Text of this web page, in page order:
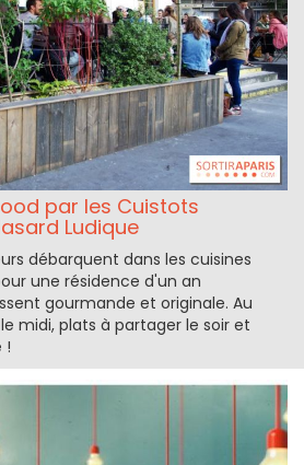
par les Cuistots
Ludique
débarquent dans les cuisines
une résidence d'un an
gourmande et originale. Au
midi, plats à partager le soir et
!